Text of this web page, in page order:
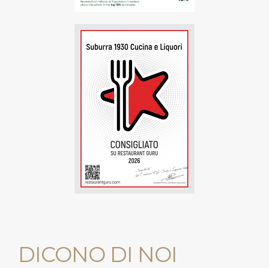
DICONO DI NOI